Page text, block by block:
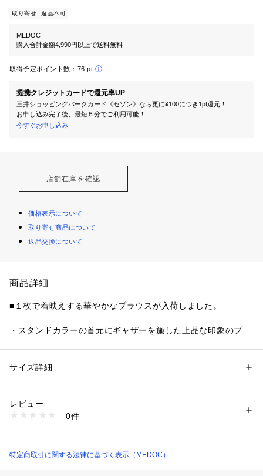
取り寄せ 返品不可
MEDOC
購入合計金額4,990円以上で送料無料
取得予定ポイント数： 76 pt
提携クレジットカードで還元率UP
三井ショッピングパークカード《セゾン》なら更に¥100につき1pt還元！
お申し込み完了後、最短５分でご利用可能！
今すぐお申し込み
店舗在庫を確認
価格表示について
取り寄せ商品について
返品交換について
商品詳細
■１枚で着映えする華やかなブラウスが入荷しました。
・スタンドカラーの首元にギャザーを施した上品な印象のブラ
とで大人女性にぴったりな柔らかさを表現しました。
・ご家庭で手洗い洗濯可能なところも嬉しいポイント◎
・どんなボトムスとも相性がよく、着るだけで女性らしいスタ
性別：レディース
素材：素材 | 綿：100％
   ※インナーのカラー等をお気をつけ下さい
家庭洗濯 | 手洗い可
生産国：中国製
サイズ詳細
レビュー
0件
特定商取引に関する法律に基づく表示（MEDOC）